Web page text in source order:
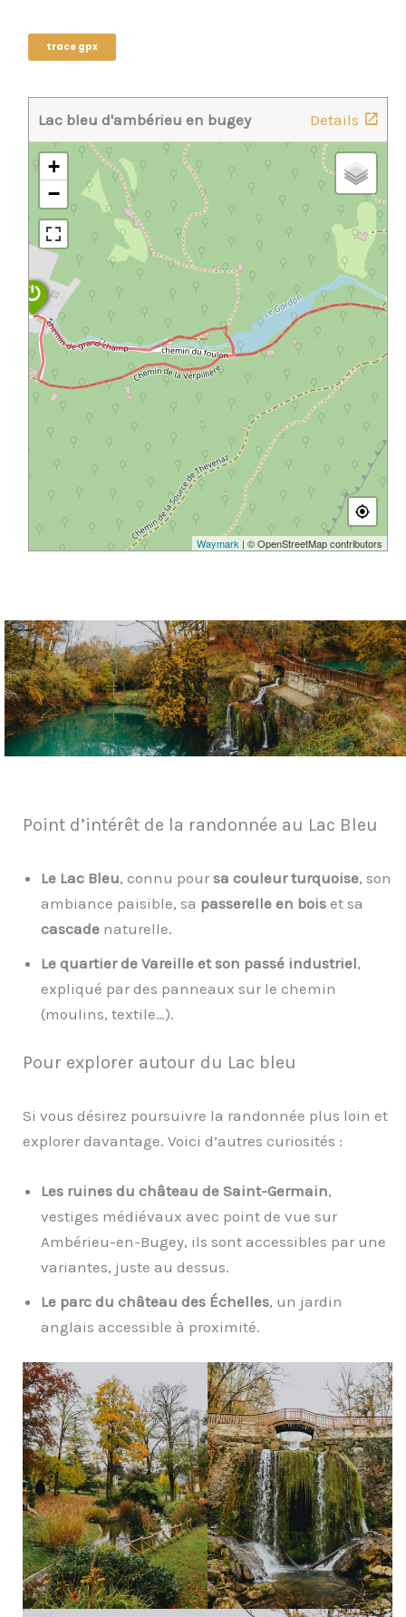
trace gpx
Details
Lac bleu d'ambérieu en bugey
+
−
Waymark | © OpenStreetMap contributors
Point d’intérêt de la randonnée au Lac Bleu
Le Lac Bleu, connu pour sa couleur turquoise, son
ambiance paisible, sa passerelle en bois et sa
cascade naturelle.
Le quartier de Vareille et son passé industriel,
expliqué par des panneaux sur le chemin
(moulins, textile…).
Pour explorer autour du Lac bleu
Si vous désirez poursuivre la randonnée plus loin et
explorer davantage. Voici d’autres curiosités :
Les ruines du château de Saint-Germain,
vestiges médiévaux avec point de vue sur
Ambérieu-en-Bugey, ils sont accessibles par une
variantes, juste au dessus.
Le parc du château des Échelles, un jardin
anglais accessible à proximité.